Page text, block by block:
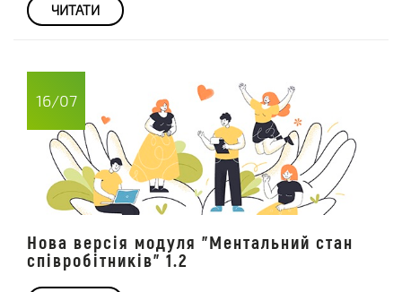
ЧИТАТИ
16/07
Нова версія модуля "Ментальний стан
співробітників" 1.2